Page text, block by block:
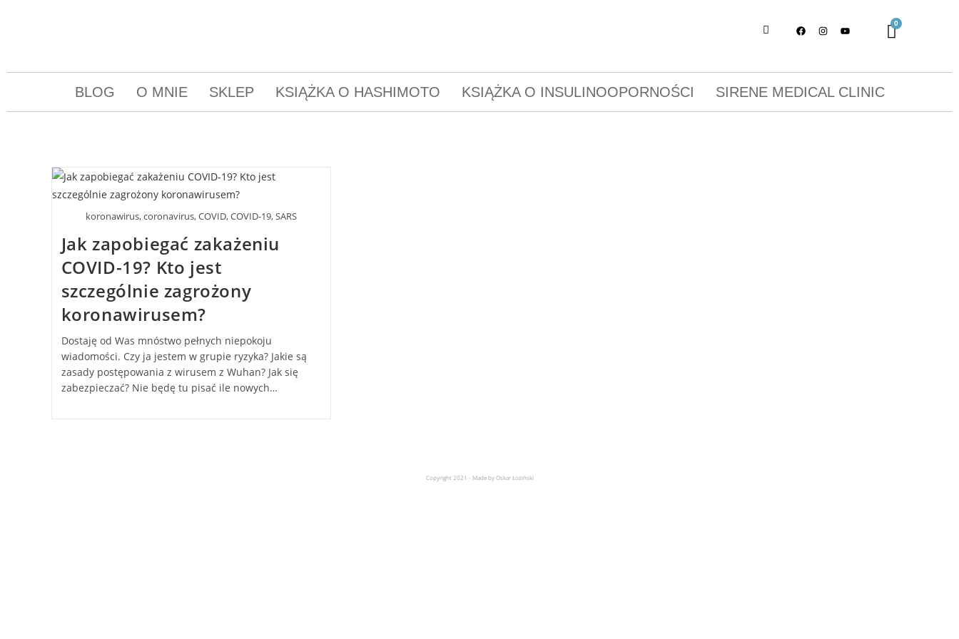
BLOG O MNIE SKLEP KSIĄŻKA O HASHIMOTO KSIĄŻKA O INSULINOOPORNOŚCI SIRENE MEDICAL CLINIC
koronawirus, coronavirus, COVID, COVID-19, SARS
Jak zapobiegać zakażeniu
COVID-19? Kto jest
szczególnie zagrożony
koronawirusem?
Dostaję od Was mnóstwo pełnych niepokoju
wiadomości. Czy ja jestem w grupie ryzyka? Jakie są
zasady postępowania z wirusem z Wuhan? Jak się
zabezpieczać? Nie będę tu pisać ile nowych…
Copyright 2021 - Made by Oskar Łoziński